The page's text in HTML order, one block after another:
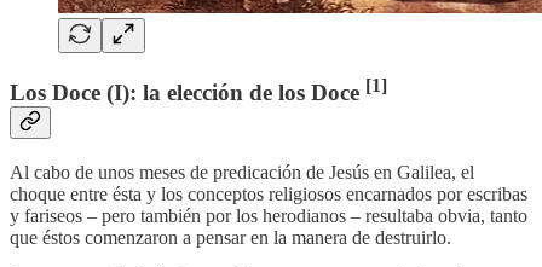
Los Doce (I): la elección de los Doce [1]
Al cabo de unos meses de predicación de Jesús en Galilea, el
choque entre ésta y los conceptos religiosos encarnados por escribas
y fariseos – pero también por los herodianos – resultaba obvia, tanto
que éstos comenzaron a pensar en la manera de destruirlo.